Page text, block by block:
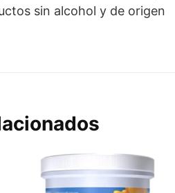
sin alcohol y de origen